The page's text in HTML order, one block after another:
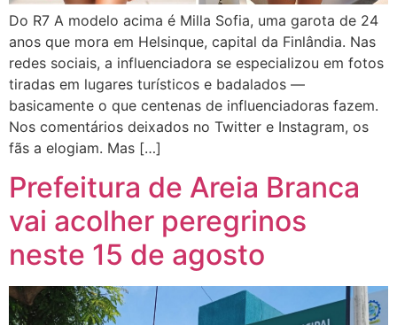
Do R7 A modelo acima é Milla Sofia, uma garota de 24
anos que mora em Helsinque, capital da Finlândia. Nas
redes sociais, a influenciadora se especializou em fotos
tiradas em lugares turísticos e badalados —
basicamente o que centenas de influenciadoras fazem.
Nos comentários deixados no Twitter e Instagram, os
fãs a elogiam. Mas […]
Prefeitura de Areia Branca
vai acolher peregrinos
neste 15 de agosto